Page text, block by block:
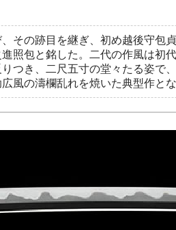
その跡目を継ぎ、初め越後守
照包と銘した。二代の作風は初
つき、二尺五寸の堂々たる姿で
風の濤欄乱れを焼いた典型作と